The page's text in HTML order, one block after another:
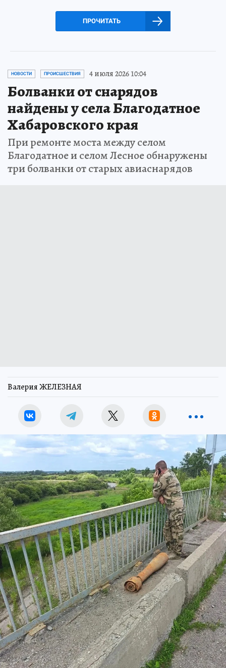
ПРОЧИТАТЬ
НОВОСТИ ПРОИСШЕСТВИЯ 4 июля 2026 10:04
Болванки от снарядов
найдены у села Благодатное
Хабаровского края
При ремонте моста между селом
Благодатное и селом Лесное обнаружены
три болванки от старых авиаснарядов
Валерия ЖЕЛЕЗНАЯ